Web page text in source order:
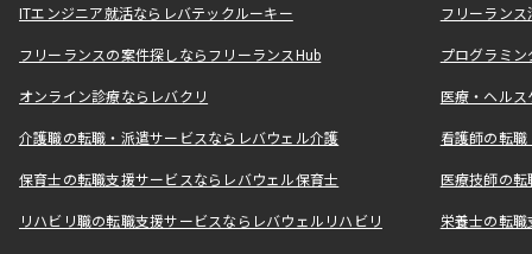
ITエンジニア就活ならレバテックルーキー フリーラン
フリーランスの案件探しならフリーランスHub プログラミ
オンライン診療ならレバクリ 医療・ヘル
介護職の転職・派遣サービスならレバウェル介護 看護師の転
保育士の転職支援サービスならレバウェル保育士 医療技師の
リハビリ職の転職支援サービスならレバウェルリハビリ 栄養士の転